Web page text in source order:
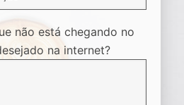
não está chegando no
na internet?